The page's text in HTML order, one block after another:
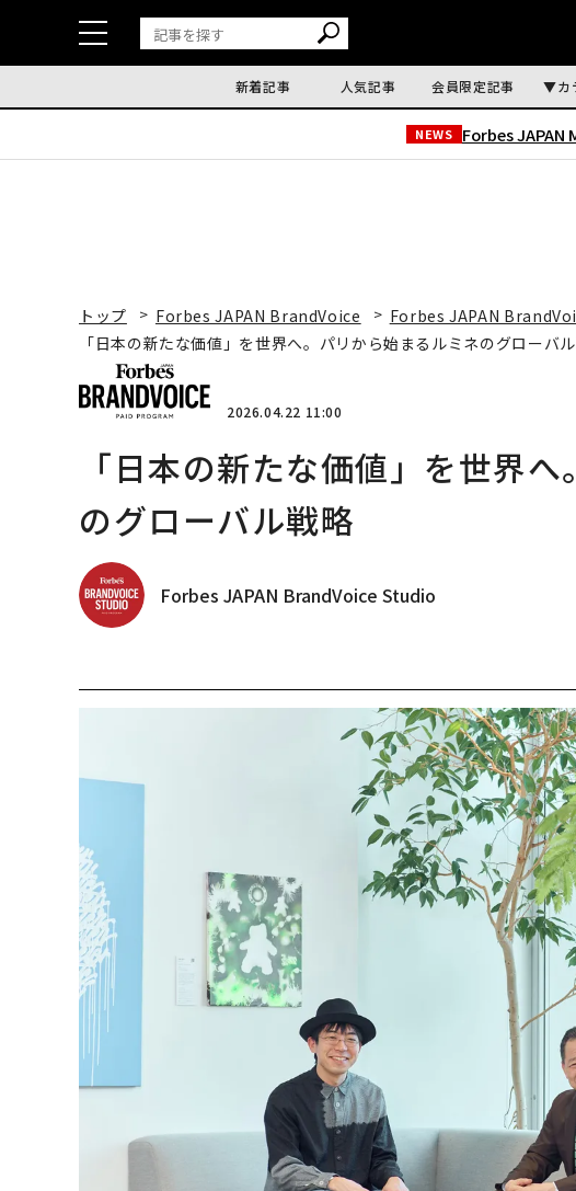
新着記事 人気記事 会員限定記事 カ
NEWS Forbes JAPAN
トップ Forbes JAPAN BrandVoice
Forbes JAPAN
「日本の新たな価値」を世界へ。パリから始まるルミネのグローバ
2026.04.22 11:00
「日本の新たな価値」を世界
のグローバル戦略
Forbes JAPAN BrandVoice Studio